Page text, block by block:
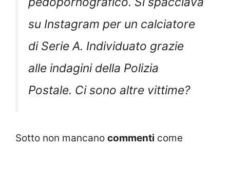
su Instagram per un calciatore
di Serie A. Individuato grazie
alle indagini della Polizia
Postale. Ci sono altre vittime?
Sotto non mancano commenti come